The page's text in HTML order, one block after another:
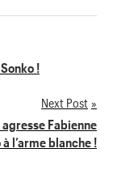
!
Next Post
Fabienne
à l’arme blanche !